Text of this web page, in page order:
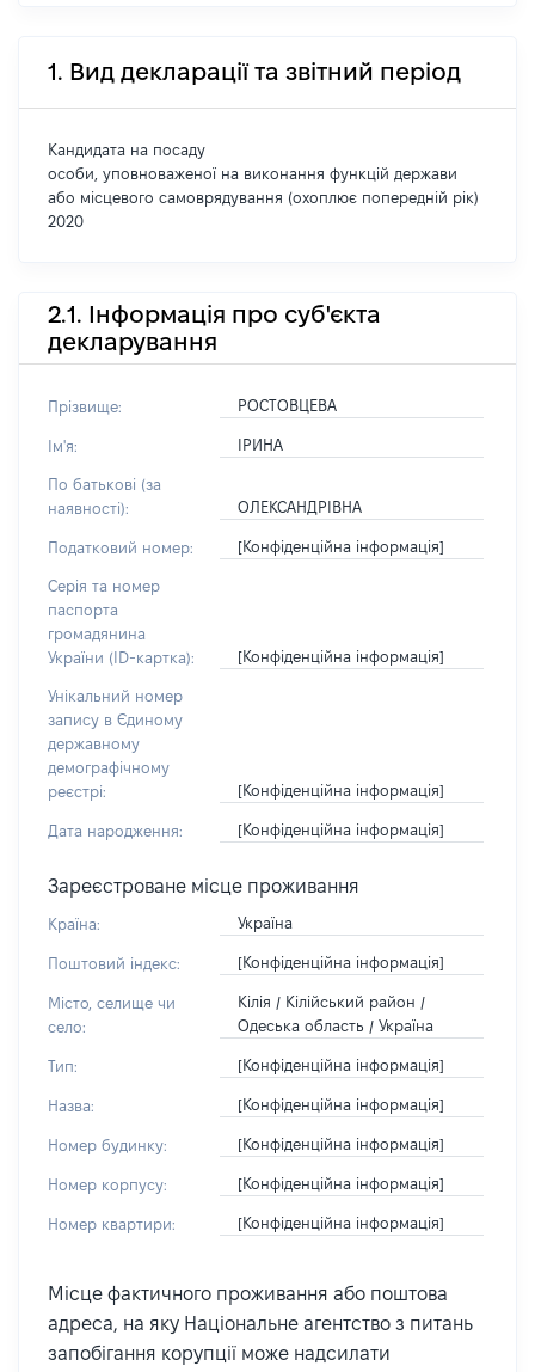
1. Вид декларації та звітний період
Кандидата на посаду
особи, уповноваженої на виконання функцій держави
або місцевого самоврядування (охоплює попередній рік)
2020
2.1. Інформація про суб'єкта
декларування
Прізвище: РОСТОВЦЕВА
Ім'я: ІРИНА
По батькові (за
наявності):
ОЛЕКСАНДРІВНА
Податковий номер: [Конфіденційна інформація]
Серія та номер
паспорта
громадянина
України (ID-картка):
[Конфіденційна інформація]
Унікальний номер
запису в Єдиному
державному
демографічному
реєстрі:
[Конфіденційна інформація]
Дата народження: [Конфіденційна інформація]
Зареєстроване місце проживання
Країна: Україна
Поштовий індекс: [Конфіденційна інформація]
Місто, селище чи
село:
Кілія / Кілійський район /
Одеська область / Україна
Тип: [Конфіденційна інформація]
Назва: [Конфіденційна інформація]
Номер будинку: [Конфіденційна інформація]
Номер корпусу: [Конфіденційна інформація]
Номер квартири: [Конфіденційна інформація]
Місце фактичного проживання або поштова
адреса, на яку Національне агентство з питань
запобігання корупції може надсилати